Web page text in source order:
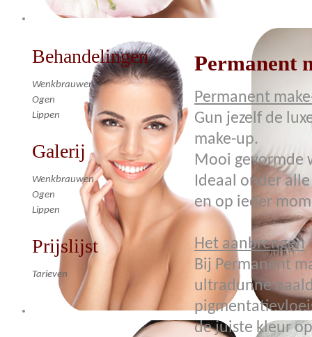
Behandelingen
Wenkbrauwen
Ogen
Lippen
Galerij
Wenkbrauwen
Ogen
Lippen
Prijslijst
Tarieven
Permanent
Permanent
Gun jezelf de
make-up.
Mooi gevormde
Ideaal onder
en op ieder
Het aanbrengen
Bij Permanent
ultradunne
de juiste kleur